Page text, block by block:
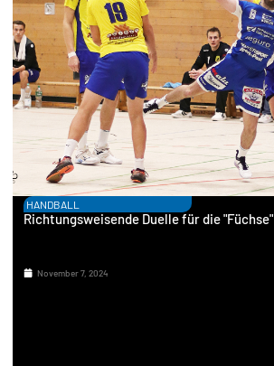
HANDBALL
Richtungsweisende Duelle für die "Füchse"
November 7, 2024